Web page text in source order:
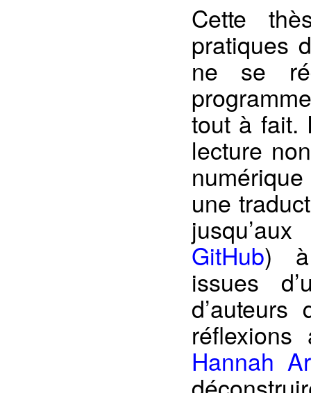
Cette
pratiques
ne se
tout à fait.
lecture
une
GitHub) à
issues
Hannah